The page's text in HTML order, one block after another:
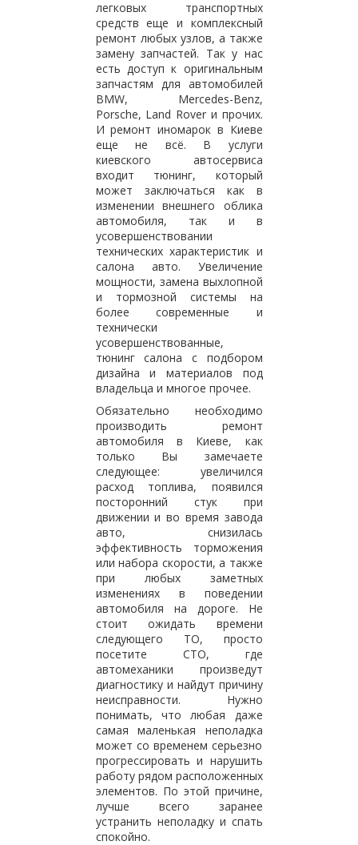
легковых транспортных
средств еще и комплексный
ремонт любых узлов, а также
замену запчастей. Так у нас
есть доступ к оригинальным
запчастям для автомобилей
BMW, Mercedes-Benz,
Porsche, Land Rover и прочих.
И ремонт иномарок в Киеве
еще не всё. В услуги
киевского автосервиса
входит тюнинг, который
может заключаться как в
изменении внешнего облика
автомобиля, так и в
усовершенствовании
технических характеристик и
салона авто. Увеличение
мощности, замена выхлопной
и тормозной системы на
более современные и
технически
усовершенствованные,
тюнинг салона с подбором
дизайна и материалов под
владельца и многое прочее.
Обязательно необходимо
производить ремонт
автомобиля в Киеве, как
только Вы замечаете
следующее: увеличился
расход топлива, появился
посторонний стук при
движении и во время завода
авто, снизилась
эффективность торможения
или набора скорости, а также
при любых заметных
изменениях в поведении
автомобиля на дороге. Не
стоит ожидать времени
следующего ТО, просто
посетите СТО, где
автомеханики произведут
диагностику и найдут причину
неисправности. Нужно
понимать, что любая даже
самая маленькая неполадка
может со временем серьезно
прогрессировать и нарушить
работу рядом расположенных
элементов. По этой причине,
лучше всего заранее
устранить неполадку и спать
спокойно.